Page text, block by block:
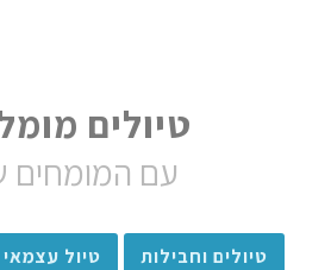
טיולים
עם המומחים
טיולים וחבילות טיול